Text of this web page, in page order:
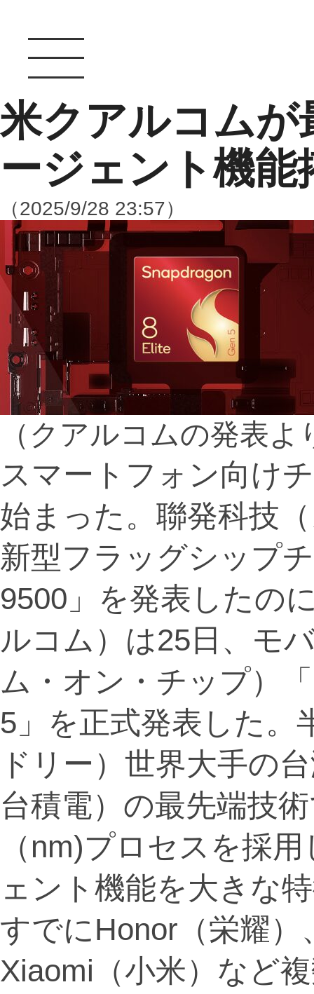
米クアルコム
ージェント機能
（2025/9/28 23:57）
（クアルコムの発表よ
スマートフォン向け
始まった。聯発科技
新型フラッグシップ
9500」を発表したの
ルコム）は25日、モ
ム・オン・チップ）
5」を正式発表した。
ドリー）世界大手の
台積電）の最先端技
（nm)プロセスを採
ェント機能を大きな
すでにHonor（栄耀）
Xiaomi（小米）など